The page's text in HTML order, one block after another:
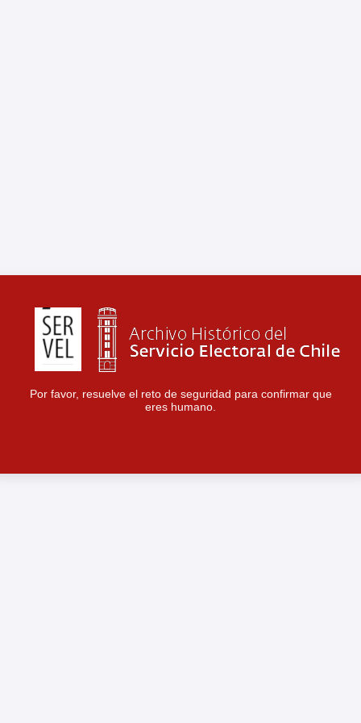
Por favor, resuelve el reto de seguridad para confirmar que
eres humano.